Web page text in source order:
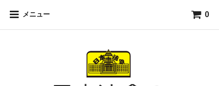
メニュー 0